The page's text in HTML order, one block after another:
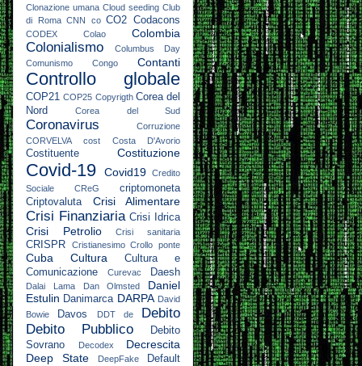
Clonazione umana Cloud seeding Club
di Roma CNN co CO2 Codacons
CODEX Colao Colombia
Colonialismo
Columbus Day
Comunismo
Congo Contanti
Controllo globale
COP21 COP25 Copyrigth Corea del
Nord
Corea del Sud
Coronavirus
Corruzione
CORVELVA
cost Costa D'Avorio
Costituente Costituzione
Covid-19 Covid19
Credito
Sociale
CReG
criptomoneta
Criptovaluta
Crisi Alimentare
Crisi Finanziaria Crisi Idrica
Crisi Petrolio Crisi sanitaria
CRISPR Cristianesimo Crollo ponte
Cuba Cultura
Cultura e
Comunicazione
Curevac Daesh
Dalai Lama Dan Olmsted
Daniel
Estulin Danimarca DARPA David
Bowie
Davos DDT de
Debito
Debito Pubblico
Debito
Sovrano
Decodex
Decrescita
Deep State
DeepFake Default